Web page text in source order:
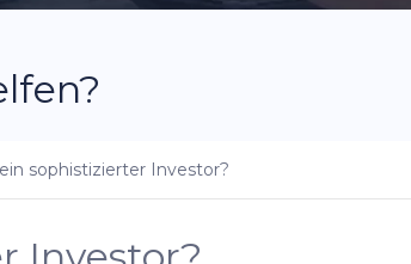
sophistizierter Investor?